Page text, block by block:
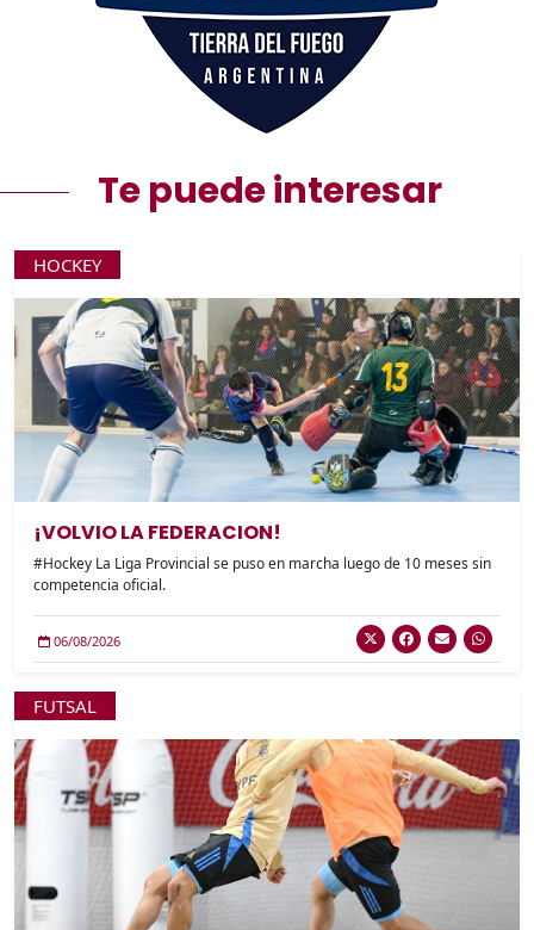
Te puede interesar
HOCKEY
¡VOLVIO LA FEDERACION!
#Hockey La Liga Provincial se puso en marcha luego de 10 meses sin
competencia oficial.
06/08/2026
FUTSAL